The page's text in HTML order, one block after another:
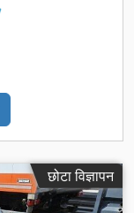
छोटा विज्ञापन